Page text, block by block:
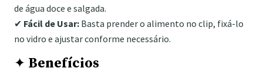
de água doce e salgada.
✔ Fácil de Usar: Basta prender o alimento no clip, fixá-lo
no vidro e ajustar conforme necessário.
✦ Benefícios